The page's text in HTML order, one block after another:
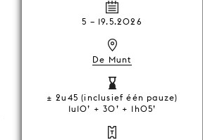
5 – 19.5.2026
De Munt
± 2u45 (inclusief één pauze)
1u10’ + 30’ + 1h05’